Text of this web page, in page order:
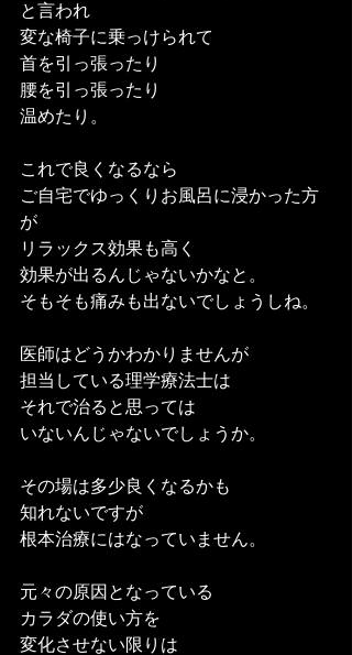
と言われ
変な椅子に乗っけられて
首を引っ張ったり
腰を引っ張ったり
温めたり。
これで良くなるなら
ご自宅でゆっくりお風呂に浸かった方
が
リラックス効果も高く
効果が出るんじゃないかなと。
そもそも痛みも出ないでしょうしね。
医師はどうかわかりませんが
担当している理学療法士は
それで治ると思っては
いないんじゃないでしょうか。
その場は多少良くなるかも
知れないですが
根本治療にはなっていません。
元々の原因となっている
カラダの使い方を
変化させない限りは